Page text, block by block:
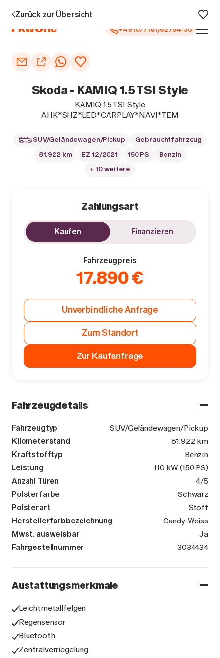
+49 (0) 7161/62754-30
Auto kaufen
Autoankauf
Informieren
Zurück zur Übersicht
Fahrzeugdetails
Fahrzeugtyp
SUV/Geländewagen/Pickup
Kilometerstand
81.922 km
Kraftstofftyp
Benzin
Leistung
110 kW (150 PS)
Anzahl Türen
4/5
Polsterfarbe
Schwarz
Polsterart
Stoff
Herstellerfarbbezeichnung
Candy-Weiss
Mwst. ausweisbar
Ja
Fahrgestellnummer
TMBGK7NW8N3034434
Austattungsmerkmale
Leichtmetallfelgen
Regensensor
Bluetooth
Zentralverriegelung
Skoda - KAMIQ 1.5 TSI Style
KAMIQ 1.5 TSI Style
AHK*SHZ*LED*CARPLAY*NAVI*TEM
SUV/Geländewagen/Pickup
Gebrauchtfahrzeug
81.922 km
EZ 12/2021 150 PS
Benzin
+ 10 weitere
Zahlungsart
Kaufen Finanzieren
Fahrzeugpreis
17.890 €
Unverbindliche Anfrage
Zum Standort
Zur Kaufanfrage